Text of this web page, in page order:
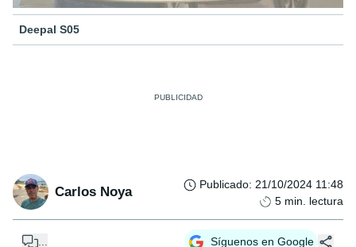
Deepal S05
Carlos Noya Publicado: 21/10/2024 11:48
5 min. lectura
... Síguenos en Google